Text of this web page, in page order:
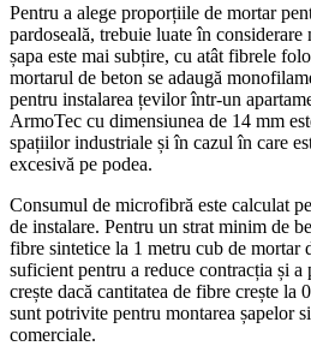
Pentru a alege proporțiile de mortar
pardoseală, trebuie luate în
șapa este mai subțire, cu atât fibrele
mortarul de beton se adaugă
pentru instalarea țevilor într-un
ArmoTec cu dimensiunea de 14 mm
spațiilor industriale și în cazul în care
excesivă pe podea.
Consumul de microfibră este calculat
de instalare. Pentru un strat minim de
fibre sintetice la 1 metru cub de mortar
suficient pentru a reduce contracția și
crește dacă cantitatea de fibre crește
sunt potrivite pentru montarea șapelor
comerciale.